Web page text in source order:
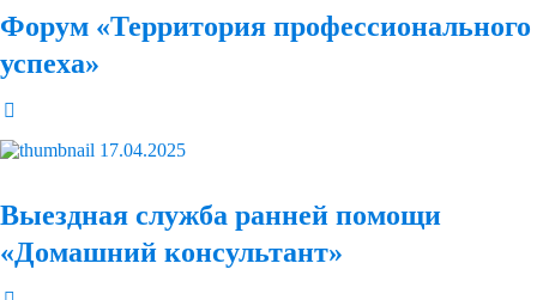
Форум «Территория профессионального
успеха»
17.04.2025
Выездная служба ранней помощи
«Домашний консультант»